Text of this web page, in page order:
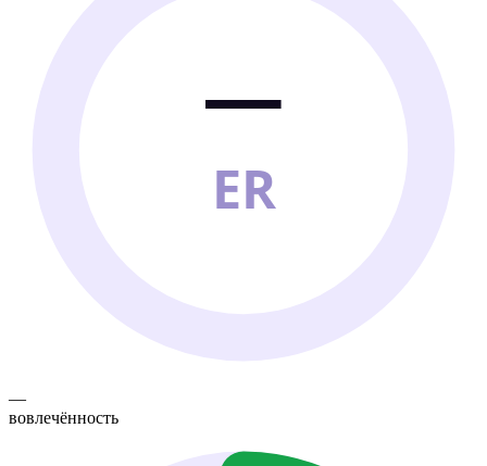
—
ER
—
вовлечённость